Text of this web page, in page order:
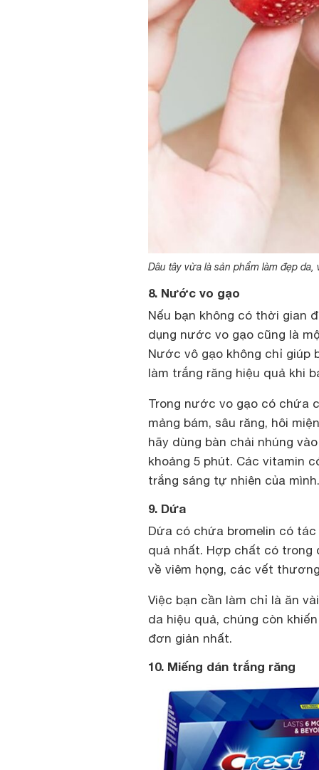
Dâu tây vừa là sản phẩm làm đẹp
8. Nước vo gạo
Nếu bạn không có thời gian
dụng nước vo gạo cũng là
Nước vô gạo không chỉ giúp
làm trắng răng hiệu quả khi
Trong nước vo gạo có chứa
mảng bám, sâu răng, hôi
hãy dùng bàn chải nhúng
khoảng 5 phút. Các vitamin
trắng sáng tự nhiên của mình.
9. Dứa
Dứa có chứa bromelin có
quả nhất. Hợp chất có trong
về viêm họng, các vết
Việc bạn cần làm chỉ là ăn
da hiệu quả, chúng còn
đơn giản nhất.
10. Miếng dán trắng răng